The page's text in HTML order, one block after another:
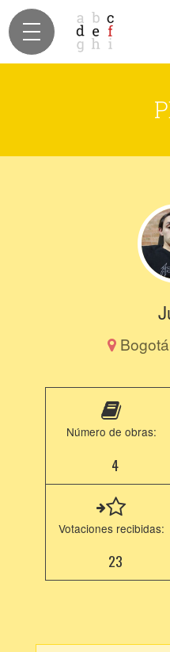
Número de obras:
4
Votaciones recibidas:
23